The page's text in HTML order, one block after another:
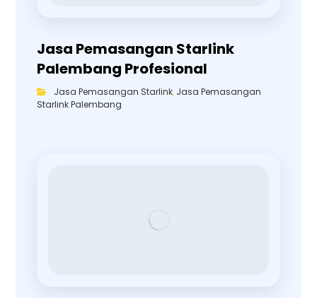
Jasa Pemasangan Starlink
Palembang Profesional
Jasa Pemasangan Starlink, Jasa Pemasangan
Starlink Palembang